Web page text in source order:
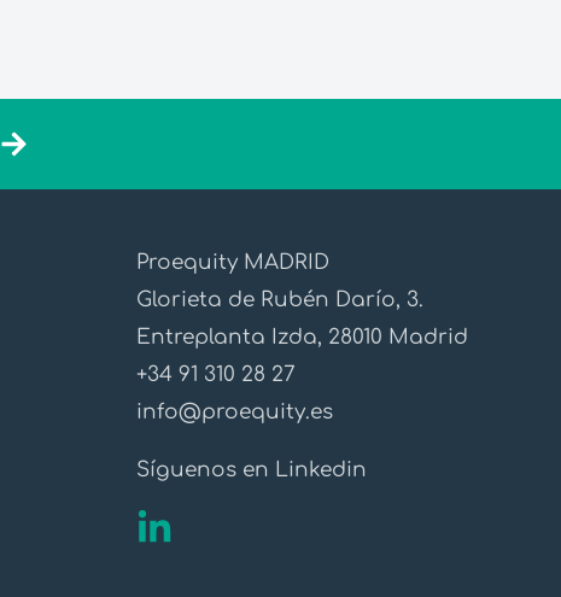
Proequity MADRID
Glorieta de Rubén Darío, 3.
Entreplanta Izda, 28010 Madrid
+34 91 310 28 27
info@proequity.es
Síguenos en Linkedin